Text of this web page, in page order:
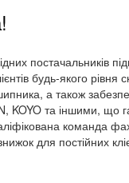
постачальників
будь-якого
а також
та іншими, що
команда
для постійних